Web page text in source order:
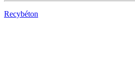
Recybéton